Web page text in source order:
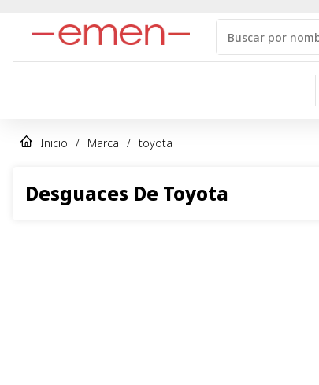
Inicio / Marca / toyota
Desguaces De Toyota